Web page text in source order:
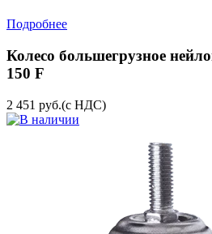
Подробнее
Колесо большегрузное
150 F
2 451 руб.(с НДС)